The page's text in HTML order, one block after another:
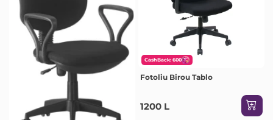
CashBack: 600
Fotoliu Birou Tablo
1200 L